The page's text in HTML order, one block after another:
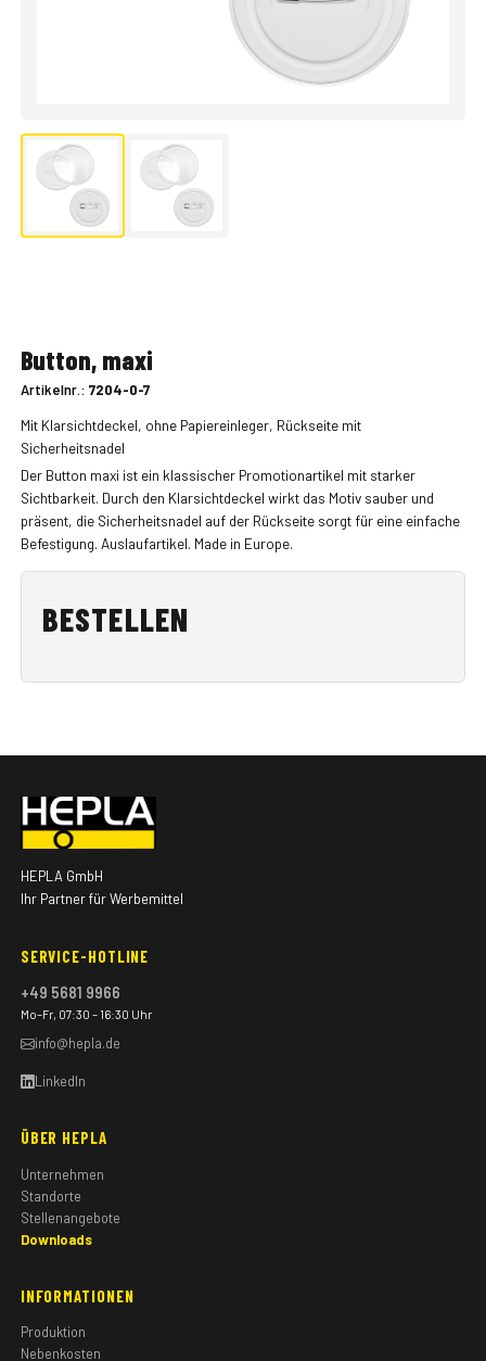
Button, maxi
Artikelnr.: 7204-0-7
Mit Klarsichtdeckel, ohne Papiereinleger, Rückseite mit
Sicherheitsnadel
Der Button maxi ist ein klassischer Promotionartikel mit starker
Sichtbarkeit. Durch den Klarsichtdeckel wirkt das Motiv sauber und
präsent, die Sicherheitsnadel auf der Rückseite sorgt für eine einfache
Befestigung. Auslaufartikel. Made in Europe.
BESTELLEN
HEPLA GmbH
Ihr Partner für Werbemittel
SERVICE-HOTLINE
+49 5681 9966
Mo–Fr, 07:30 – 16:30 Uhr
info@hepla.de
LinkedIn
ÜBER HEPLA
Unternehmen
Standorte
Stellenangebote
Downloads
INFORMATIONEN
Produktion
Nebenkosten